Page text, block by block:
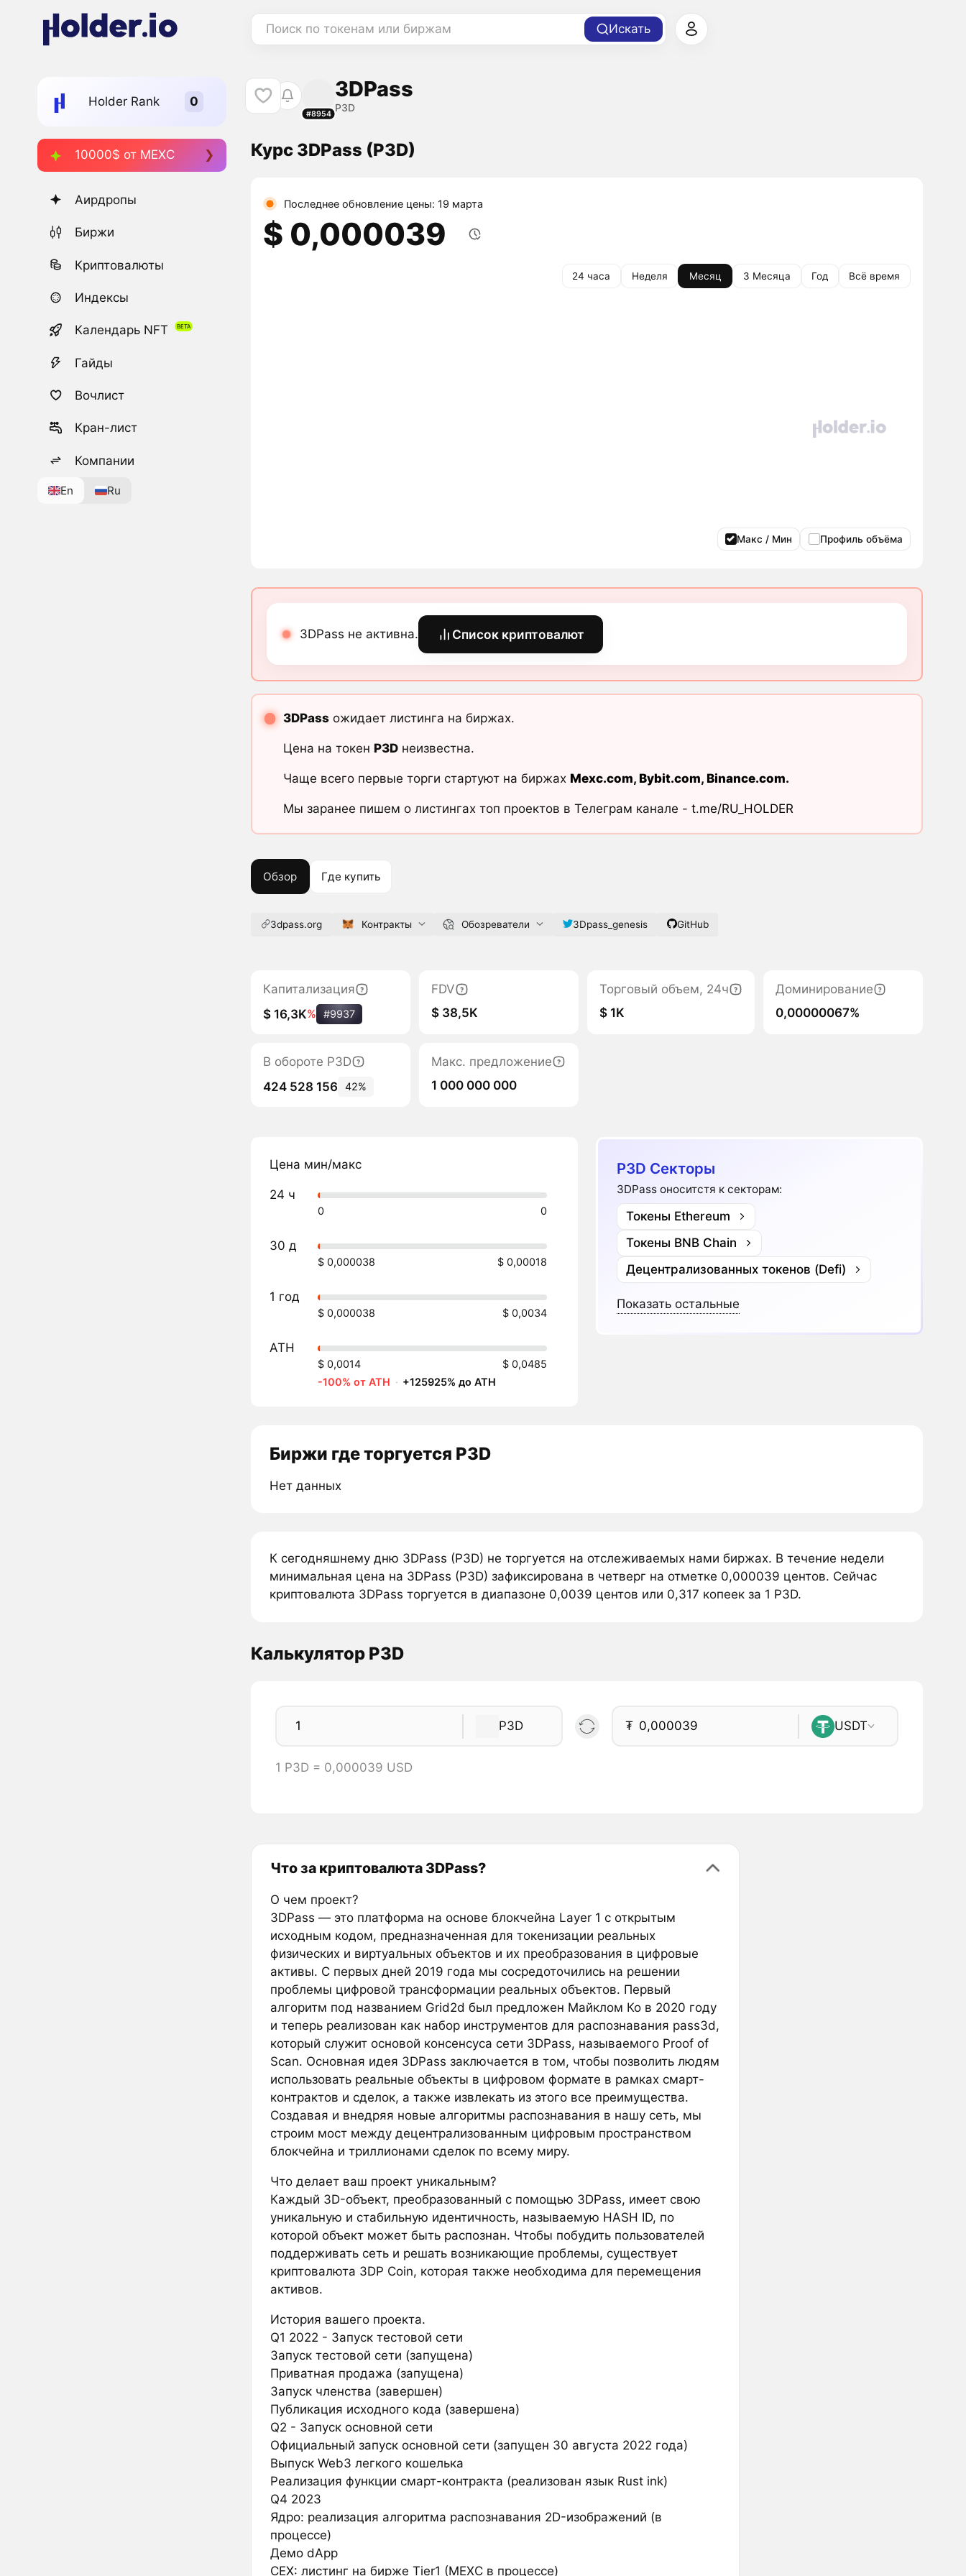
Поиск по токенам или биржам Искать
Holder Rank
10000$ от MEXC
Аирдропы
Биржи
Криптовалюты
Индексы
Календарь NFT
Гайды
Вочлист
Кран-лист
Компании
En Ru
#8954
3DPass
P3D
Курс 3DPass (P3D)
Последнее обновление цены: 19 марта
$ 0,000039
24 часа Неделя Месяц 3 Месяца Год Всё время
Макс / Мин Профиль объёма
3DPass не активна. Список криптовалют
3DPassожидает листинга на биржах.
Цена на токен P3Dнеизвестна.
Чаще всего первые торги стартуют на биржах Mexc.com, Bybit.com, Binance.com.
Мы заранее пишем о листингах топ проектов в Телеграм канале - t.me/RU_HOLDER
Обзор Где купить
3dpass.org Контракты Обозреватели 3Dpass_genesis GitHub
Капитализация
$ 16,3K% #9937
FDV
$ 38,5K
Торговый объем, 24ч
$ 1K
Доминирование
0,00000067%
В обороте P3D
424 528 156
42%
Макс. предложение
1 000 000 000
Цена мин/макс
24 ч
0 0
30 д
$ 0,000038 $ 0,00018
1 год
$ 0,000038 $ 0,0034
ATH
$ 0,0014
$ 0,0485
-100% от ATH · +125925% до ATH
P3D Секторы
3DPass оноситстя к секторам:
Токены Ethereum
Токены BNB Chain
Децентрализованных токенов (Defi)
Показать остальные
Биржи где торгуется P3D
Нет данных
К сегодняшнему дню 3DPass (P3D) не торгуется на отслеживаемых нами биржах. В течение недели
минимальная цена на 3DPass (P3D) зафиксирована в четверг на отметке 0,000039 центов. Сейчас
криптовалюта 3DPass торгуется в диапазоне 0,0039 центов или 0,317 копеек за 1 P3D.
Калькулятор P3D
P3D ₮ USDT
1 P3D = 0,000039 USD
Что за криптовалюта 3DPass?
О чем проект?
3DPass — это платформа на основе блокчейна Layer 1 с открытым
исходным кодом, предназначенная для токенизации реальных
физических и виртуальных объектов и их преобразования в цифровые
активы. С первых дней 2019 года мы сосредоточились на решении
проблемы цифровой трансформации реальных объектов. Первый
алгоритм под названием Grid2d был предложен Майклом Ко в 2020 году
и теперь реализован как набор инструментов для распознавания pass3d,
который служит основой консенсуса сети 3DPass, называемого Proof of
Scan. Основная идея 3DPass заключается в том, чтобы позволить людям
использовать реальные объекты в цифровом формате в рамках смарт-
контрактов и сделок, а также извлекать из этого все преимущества.
Создавая и внедряя новые алгоритмы распознавания в нашу сеть, мы
строим мост между децентрализованным цифровым пространством
блокчейна и триллионами сделок по всему миру.
Что делает ваш проект уникальным?
Каждый 3D-объект, преобразованный с помощью 3DPass, имеет свою
уникальную и стабильную идентичность, называемую HASH ID, по
которой объект может быть распознан. Чтобы побудить пользователей
поддерживать сеть и решать возникающие проблемы, существует
криптовалюта 3DP Coin, которая также необходима для перемещения
активов.
История вашего проекта.
Q1 2022 - Запуск тестовой сети
Запуск тестовой сети (запущена)
Приватная продажа (запущена)
Запуск членства (завершен)
Публикация исходного кода (завершена)
Q2 - Запуск основной сети
Официальный запуск основной сети (запущен 30 августа 2022 года)
Выпуск Web3 легкого кошелька
Реализация функции смарт-контракта (реализован язык Rust ink)
Q4 2023
Ядро: реализация алгоритма распознавания 2D-изображений (в
процессе)
Демо dApp
CEX: листинг на бирже Tier1 (MEXC в процессе)